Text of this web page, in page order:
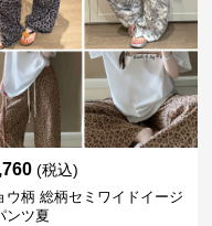
(税込)
ウ柄 総柄セミワイドイージ
ンツ夏